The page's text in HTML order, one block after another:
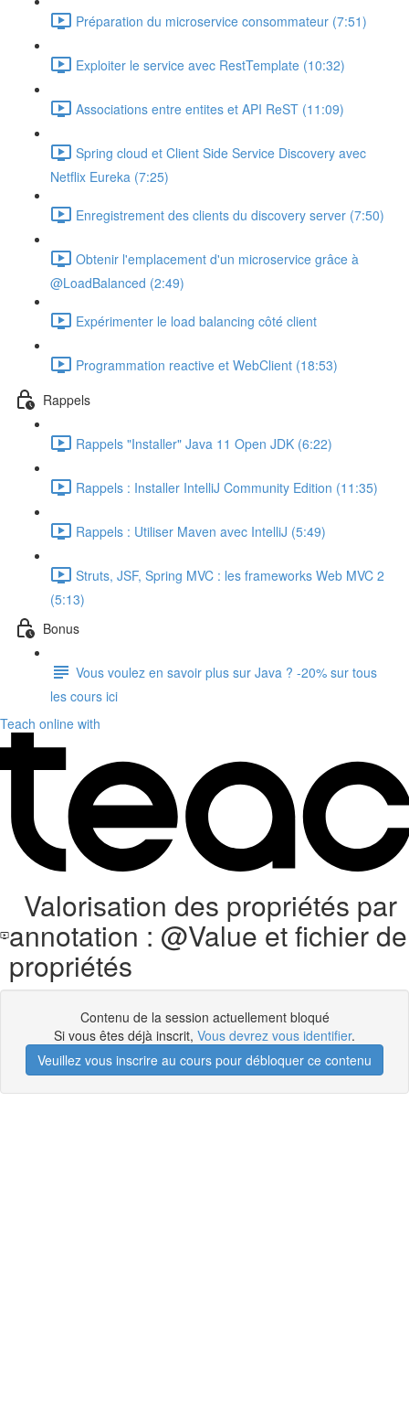
Préparation du microservice consommateur (7:51)
Exploiter le service avec RestTemplate (10:32)
Associations entre entites et API ReST (11:09)
Spring cloud et Client Side Service Discovery avec
Netflix Eureka (7:25)
Enregistrement des clients du discovery server (7:50)
Obtenir l'emplacement d'un microservice grâce à
@LoadBalanced (2:49)
Expérimenter le load balancing côté client
Programmation reactive et WebClient (18:53)
Rappels
Rappels "Installer" Java 11 Open JDK (6:22)
Rappels : Installer IntelliJ Community Edition (11:35)
Rappels : Utiliser Maven avec IntelliJ (5:49)
Struts, JSF, Spring MVC : les frameworks Web MVC 2
(5:13)
Bonus
Vous voulez en savoir plus sur Java ? -20% sur tous
les cours ici
Teach online with
Valorisation des propriétés par
annotation : @Value et fichier de
propriétés
Contenu de la session actuellement bloqué
Si vous êtes déjà inscrit, Vous devrez vous identifier.
Veuillez vous inscrire au cours pour débloquer ce contenu